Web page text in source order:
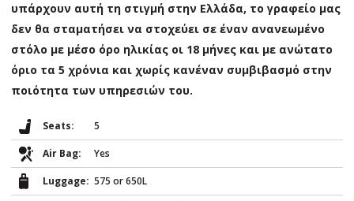
υπάρχουν αυτή τη στιγμή στην Ελλάδα, το γραφείο μας
δεν θα σταματήσει να στοχεύει σε έναν ανανεωμένο
στόλο με μέσο όρο ηλικίας οι 18 μήνες και με ανώτατο
όριο τα 5 χρόνια και χωρίς κανέναν συμβιβασμό στην
ποιότητα των υπηρεσιών του.
Seats: 5
Air Bag: Yes
Luggage: 575 or 650L